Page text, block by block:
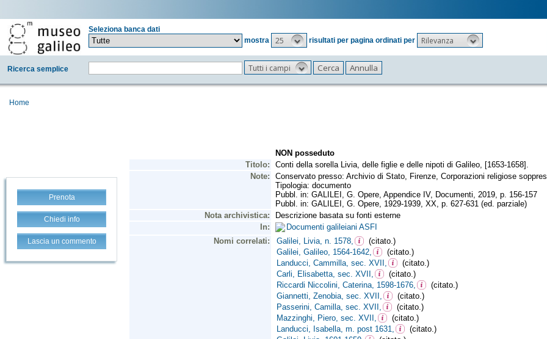
Seleziona banca dati
mostra
25 risultati per pagina ordinati per Rilevanza
Ricerca semplice Tutti i campi
Home
Prenota
Chiedi info
Lascia un commento